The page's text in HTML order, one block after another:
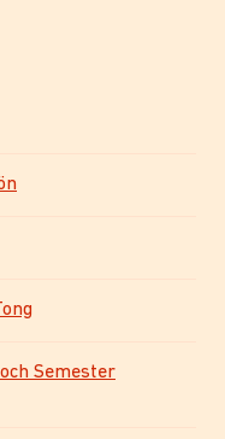
Semester